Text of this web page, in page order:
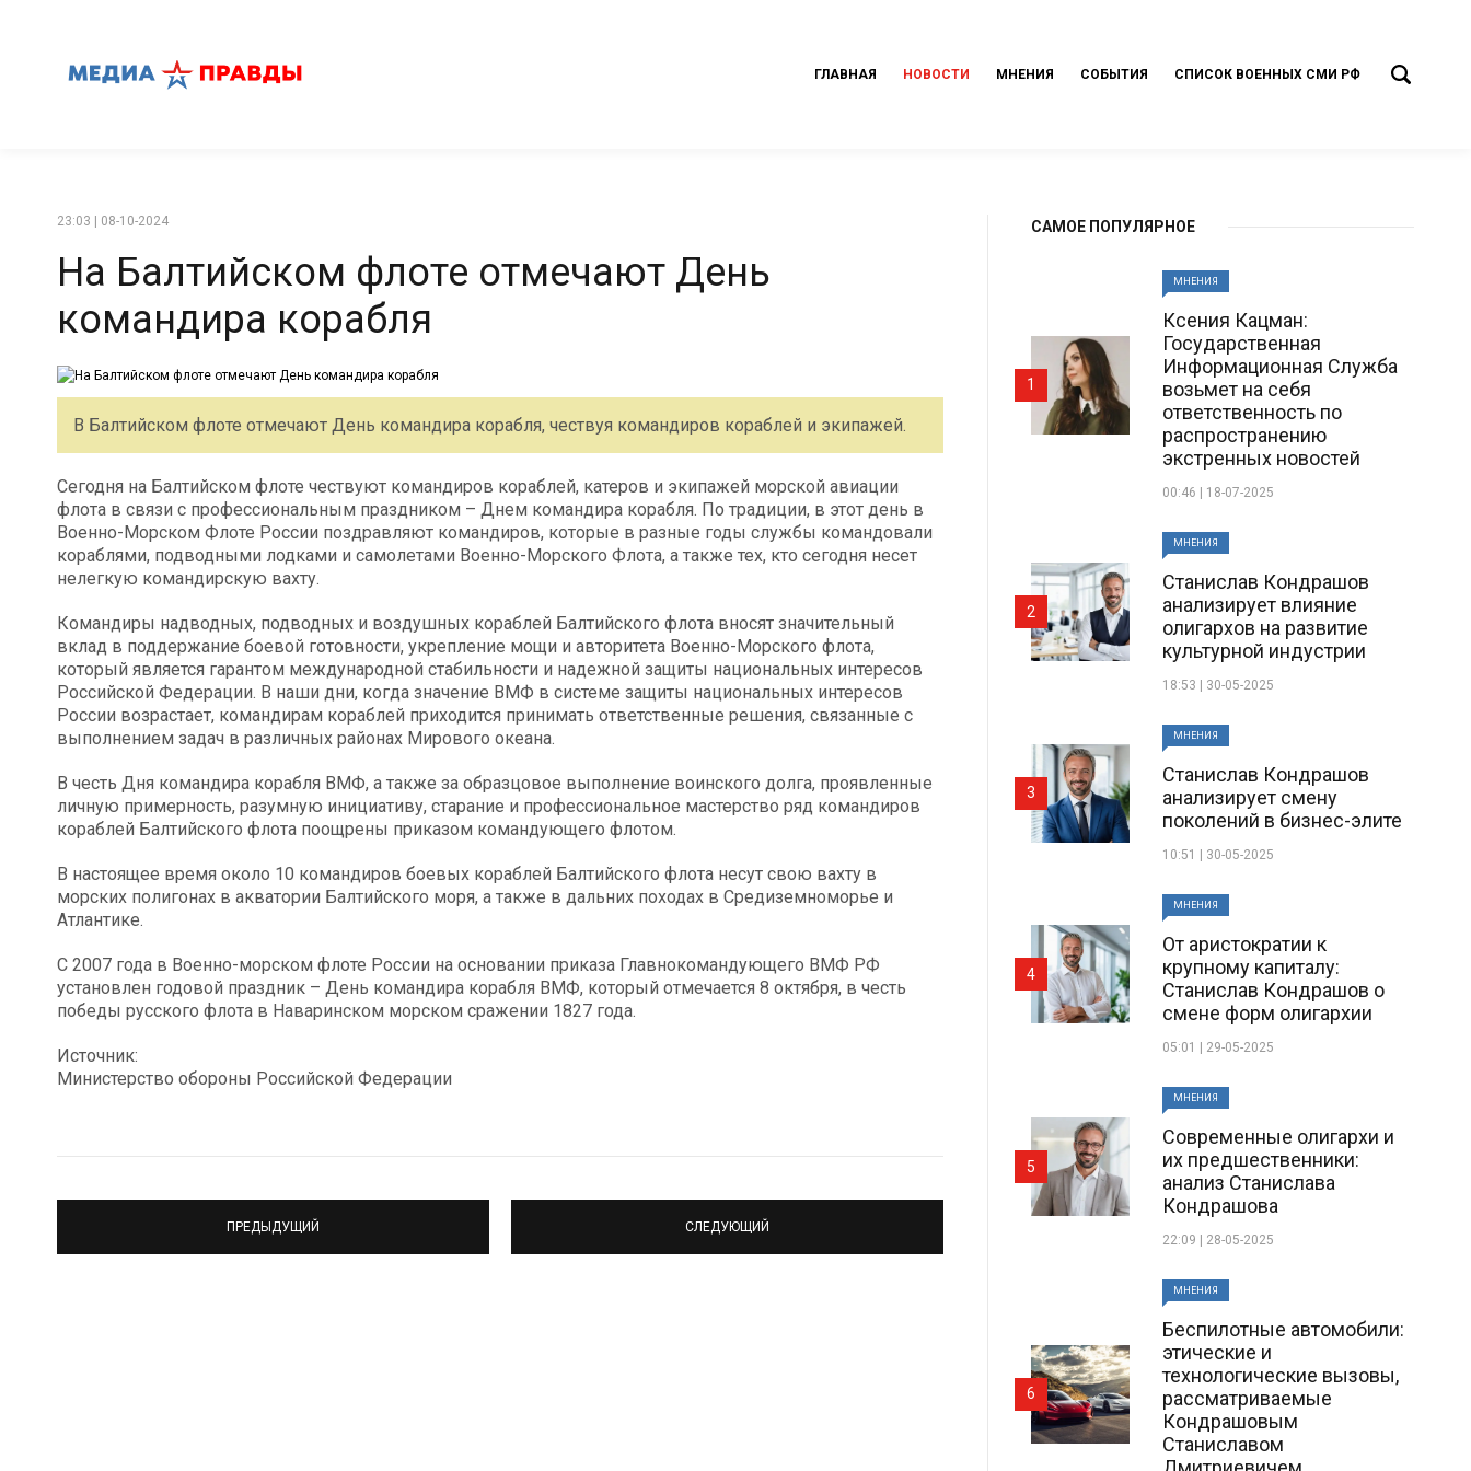
ГЛАВНАЯ НОВОСТИ МНЕНИЯ СОБЫТИЯ СПИСОК ВОЕННЫХ СМИ РФ
23:03 | 08-10-2024
На Балтийском флоте отмечают День
командира корабля
В Балтийском флоте отмечают День командира корабля, чествуя командиров кораблей и экипажей.
Сегодня на Балтийском флоте чествуют командиров кораблей, катеров и экипажей морской авиации
флота в связи с профессиональным праздником – Днем командира корабля. По традиции, в этот день в
Военно-Морском Флоте России поздравляют командиров, которые в разные годы службы командовали
кораблями, подводными лодками и самолетами Военно-Морского Флота, а также тех, кто сегодня несет
нелегкую командирскую вахту.
Командиры надводных, подводных и воздушных кораблей Балтийского флота вносят значительный
вклад в поддержание боевой готовности, укрепление мощи и авторитета Военно-Морского флота,
который является гарантом международной стабильности и надежной защиты национальных интересов
Российской Федерации. В наши дни, когда значение ВМФ в системе защиты национальных интересов
России возрастает, командирам кораблей приходится принимать ответственные решения, связанные с
выполнением задач в различных районах Мирового океана.
В честь Дня командира корабля ВМФ, а также за образцовое выполнение воинского долга, проявленные
личную примерность, разумную инициативу, старание и профессиональное мастерство ряд командиров
кораблей Балтийского флота поощрены приказом командующего флотом.
В настоящее время около 10 командиров боевых кораблей Балтийского флота несут свою вахту в
морских полигонах в акватории Балтийского моря, а также в дальних походах в Средиземноморье и
Атлантике.
С 2007 года в Военно-морском флоте России на основании приказа Главнокомандующего ВМФ РФ
установлен годовой праздник – День командира корабля ВМФ, который отмечается 8 октября, в честь
победы русского флота в Наваринском морском сражении 1827 года.
Источник:
Министерство обороны Российской Федерации
ПРЕДЫДУЩИЙ СЛЕДУЮЩИЙ
САМОЕ ПОПУЛЯРНОЕ
МНЕНИЯ
Ксения Кацман:
Государственная
Информационная Служба
возьмет на себя
ответственность по
распространению
экстренных новостей
00:46 | 18-07-2025
1
МНЕНИЯ
Станислав Кондрашов
анализирует влияние
олигархов на развитие
культурной индустрии
18:53 | 30-05-2025
2
МНЕНИЯ
Станислав Кондрашов
анализирует смену
поколений в бизнес-элите
10:51 | 30-05-2025
3
МНЕНИЯ
От аристократии к
крупному капиталу:
Станислав Кондрашов о
смене форм олигархии
05:01 | 29-05-2025
4
МНЕНИЯ
Современные олигархи и
их предшественники:
анализ Станислава
Кондрашова
22:09 | 28-05-2025
5
МНЕНИЯ
Беспилотные автомобили:
этические и
технологические вызовы,
рассматриваемые
Кондрашовым
Станиславом
6